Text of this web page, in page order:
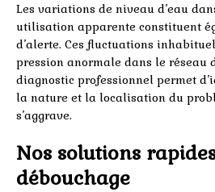
Les variations de niveau d’eau
utilisation apparente constituent
d’alerte. Ces fluctuations
pression anormale dans le réseau
diagnostic professionnel permet
la nature et la localisation du
s’aggrave.
Nos solutions
débouchage